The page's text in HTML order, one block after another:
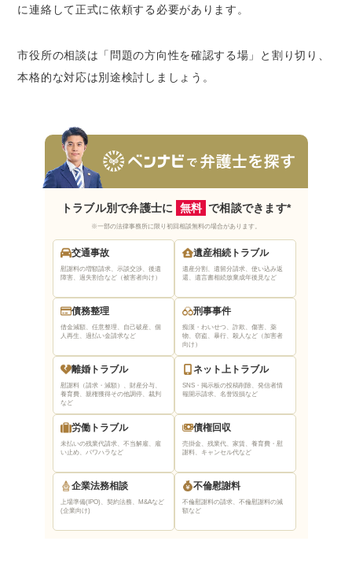
に連絡して正式に依頼する必要があります。
市役所の相談は「問題の方向性を確認する場」と割り切り、
本格的な対応は別途検討しましょう。
トラブル別で弁護士に 無料 で相談できます*
※一部の法律事務所に限り初回相談無料の場合があります。
交通事故
慰謝料の増額請求、示談交渉、後遺
障害、過失割合など（被害者向け）
遺産相続トラブル
遺産分割、遺留分請求、使い込み返
還、遺言書相続放棄成年後見など
債務整理
借金減額、任意整理、自己破産、個
人再生、過払い金請求など
刑事事件
痴漢・わいせつ、詐欺、傷害、薬
物、窃盗、暴行、殺人など（加害者
向け）
離婚トラブル
慰謝料（請求・減額）、財産分与、
養育費、親権獲得その他調停、裁判
など
ネット上トラブル
SNS・掲示板の投稿削除、発信者情
報開示請求、名誉毀損など
労働トラブル
未払いの残業代請求、不当解雇、雇
い止め、パワハラなど
債権回収
売掛金、残業代、家賃、養育費・慰
謝料、キャンセル代など
企業法務相談
上場準備(IPO)、契約法務、M&Aなど
(企業向け)
不倫慰謝料
不倫慰謝料の請求、不倫慰謝料の減
額など